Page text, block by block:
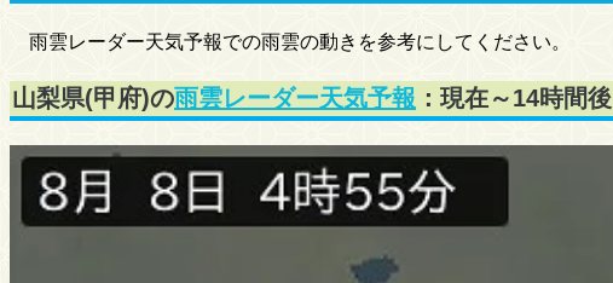
雨雲レーダー天気予報での雨雲の動きを参考にしてください。
山梨県(甲府)の雨雲レーダー天気予報 ：現在～14時間後